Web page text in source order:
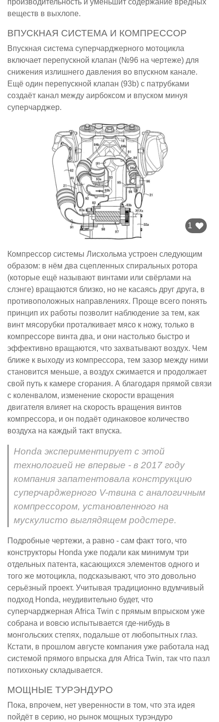
производительность и уменьшит содержание вредных
веществ в выхлопе.
ВПУСКНАЯ СИСТЕМА И КОМПРЕССОР
Впускная система суперчарджерного мотоцикла
включает перепускной клапан (№96 на чертеже) для
снижения излишнего давления во впускном канале.
Ещё один перепускной клапан (93b) с патрубками
создаёт канал между аирбоксом и впуском минуя
суперчарджер.
1
Компрессор системы Лисхольма устроен следующим
образом: в нём два сцепленных спиральных ротора
(которые ещё называют винтами или свёрлами на
слэнге) вращаются близко, но не касаясь друг друга, в
противоположных направлениях. Проще всего понять
принцип их работы позволит наблюдение за тем, как
винт мясорубки проталкивает мясо к ножу, только в
компрессоре винта два, и они настолько быстро и
эффективно вращаются, что захватывают воздух. Чем
ближе к выходу из компрессора, тем зазор между ними
становится меньше, а воздух сжимается и продолжает
свой путь к камере сгорания. А благодаря прямой связи
с коленвалом, изменение скорости вращения
двигателя влияет на скорость вращения винтов
компрессора, и он подаёт одинаковое количество
воздуха на каждый такт впуска.
Honda экспериментирует с этой
технологией не впервые - в 2017 году
компания запатентовала конструкцию
суперчарджерного V-твина с аналогичным
компрессором, установленного на
мускулисто выглядящем родстере.
Подробные чертежи, а равно - сам факт того, что
конструкторы Honda уже подали как минимум три
отдельных патента, касающихся элементов одного и
того же мотоцикла, подсказывают, что это довольно
серьёзный проект. Учитывая традиционно вдумчивый
подход Honda, неудивительно будет, что
суперчарджерная Africa Twin с прямым впрыском уже
собрана и вовсю испытывается где-нибудь в
монгольских степях, подальше от любопытных глаз.
Кстати, в прошлом августе компания уже работала над
системой прямого впрыска для Africa Twin, так что пазл
потихоньку складывается.
МОЩНЫЕ ТУРЭНДУРО
Пока, впрочем, нет уверенности в том, что эта идея
пойдёт в серию, но рынок мощных турэндуро